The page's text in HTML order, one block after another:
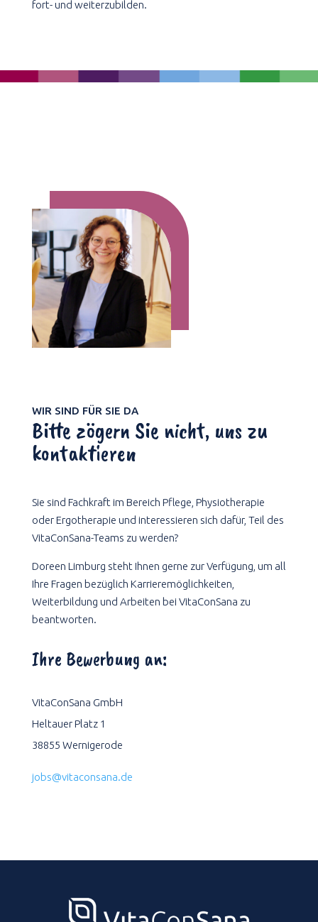
fort- und weiterzubilden.
WIR SIND FÜR SIE DA
Bitte zögern Sie nicht, uns zu
kontaktieren
Sie sind Fachkraft im Bereich Pflege, Physiotherapie
oder Ergotherapie und interessieren sich dafür, Teil des
VitaConSana-Teams zu werden?
Doreen Limburg steht Ihnen gerne zur Verfügung, um all
Ihre Fragen bezüglich Karrieremöglichkeiten,
Weiterbildung und Arbeiten bei VitaConSana zu
beantworten.
Ihre Bewerbung an:
VitaConSana GmbH
Heltauer Platz 1
38855 Wernigerode
jobs@vitaconsana.de